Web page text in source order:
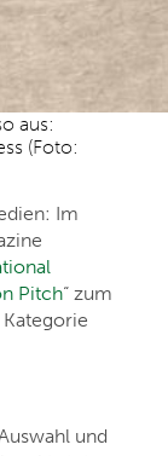
aus:
(Foto:
Im
Pitch“ zum
und